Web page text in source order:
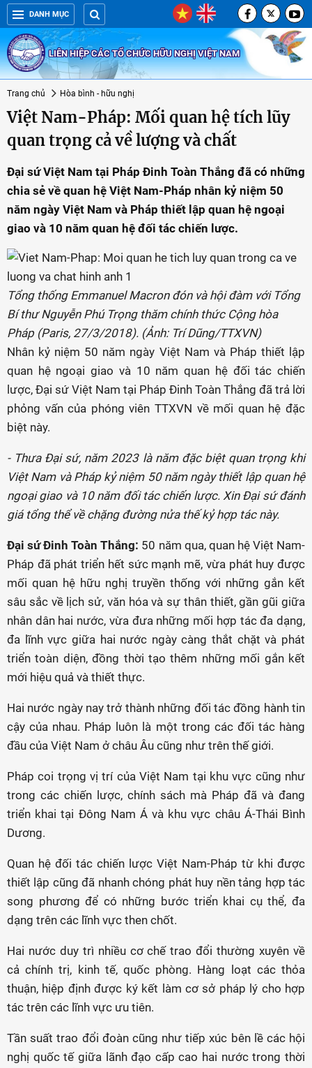
DANH MỤC
LIÊN HIỆP CÁC TỔ CHỨC HỮU NGHỊ VIỆT NAM
Trang chủ Hòa bình - hữu nghị
Việt Nam-Pháp: Mối quan hệ tích lũy
quan trọng cả về lượng và chất
Đại sứ Việt Nam tại Pháp Đinh Toàn Thắng đã có những
chia sẻ về quan hệ Việt Nam-Pháp nhân kỷ niệm 50
năm ngày Việt Nam và Pháp thiết lập quan hệ ngoại
giao và 10 năm quan hệ đối tác chiến lược.
Tổng thống Emmanuel Macron đón và hội đàm với Tổng
Bí thư Nguyễn Phú Trọng thăm chính thức Cộng hòa
Pháp (Paris, 27/3/2018). (Ảnh: Trí Dũng/TTXVN)
Nhân kỷ niệm 50 năm ngày Việt Nam và Pháp thiết lập
quan hệ ngoại giao và 10 năm quan hệ đối tác chiến
lược, Đại sứ Việt Nam tại Pháp Đinh Toàn Thắng đã trả lời
phỏng vấn của phóng viên TTXVN về mối quan hệ đặc
biệt này.
- Thưa Đại sứ, năm 2023 là năm đặc biệt quan trọng khi
Việt Nam và Pháp kỷ niệm 50 năm ngày thiết lập quan hệ
ngoại giao và 10 năm đối tác chiến lược. Xin Đại sứ đánh
giá tổng thể về chặng đường nửa thế kỷ hợp tác này.
Đại sứ Đinh Toàn Thắng: 50 năm qua, quan hệ Việt Nam-
Pháp đã phát triển hết sức mạnh mẽ, vừa phát huy được
mối quan hệ hữu nghị truyền thống với những gắn kết
sâu sắc về lịch sử, văn hóa và sự thân thiết, gần gũi giữa
nhân dân hai nước, vừa đưa những mối hợp tác đa dạng,
đa lĩnh vực giữa hai nước ngày càng thắt chặt và phát
triển toàn diện, đồng thời tạo thêm những mối gắn kết
mới hiệu quả và thiết thực.
Hai nước ngày nay trở thành những đối tác đồng hành tin
cậy của nhau. Pháp luôn là một trong các đối tác hàng
đầu của Việt Nam ở châu Âu cũng như trên thế giới.
Pháp coi trọng vị trí của Việt Nam tại khu vực cũng như
trong các chiến lược, chính sách mà Pháp đã và đang
triển khai tại Đông Nam Á và khu vực châu Á-Thái Bình
Dương.
Quan hệ đối tác chiến lược Việt Nam-Pháp từ khi được
thiết lập cũng đã nhanh chóng phát huy nền tảng hợp tác
song phương để có những bước triển khai cụ thể, đa
dạng trên các lĩnh vực then chốt.
Hai nước duy trì nhiều cơ chế trao đổi thường xuyên về
cả chính trị, kinh tế, quốc phòng. Hàng loạt các thỏa
thuận, hiệp định được ký kết làm cơ sở pháp lý cho hợp
tác trên các lĩnh vực ưu tiên.
Tần suất trao đổi đoàn cũng như tiếp xúc bên lề các hội
nghị quốc tế giữa lãnh đạo cấp cao hai nước trong thời